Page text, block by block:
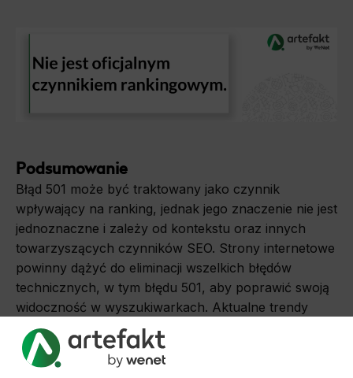
Podsumowanie
Błąd 501 może być traktowany jako czynnik
wpływający na ranking, jednak jego znaczenie nie jest
jednoznaczne i zależy od kontekstu oraz innych
towarzyszących czynników SEO. Strony internetowe
powinny dążyć do eliminacji wszelkich błędów
technicznych, w tym błędu 501, aby poprawić swoją
widoczność w wyszukiwarkach. Aktualne trendy
w SEO wskazują na coraz większe znaczenie
doświadczenia użytkownika i stabilności technicznej
stron, co potwierdza potrzebę uwagi na błędy takie